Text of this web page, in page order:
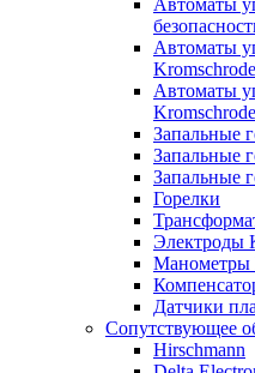
Автоматы
Автоматы
Автоматы
Запальные
Запальные
Запальные
Горелки
Электроды
Манометры
Датчики
Сопутствующее
Hirschmann